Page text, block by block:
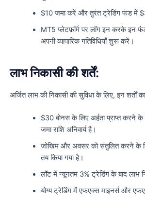
$10 जमा करें और तुरंत ट्रेडिंग फंड में
MT5 प्लेटफ़ॉर्म पर लॉग इन करके इन
अपनी व्यापारिक गतिविधियाँ शुरू करें।
लाभ निकासी की शर्तें:
अर्जित लाभ की निकासी की सुविधा के लिए, इन शर्तों
$30 बोनस के लिए अर्हता प्राप्त करने के
जमा राशि अनिवार्य है।
जोखिम और अवसर को संतुलित करने के
तय किया गया है।
लॉट में न्यूनतम 3% ट्रेडिंग के बाद लाभ
योग्य ट्रेडिंग में एफएक्स माइनर्स और